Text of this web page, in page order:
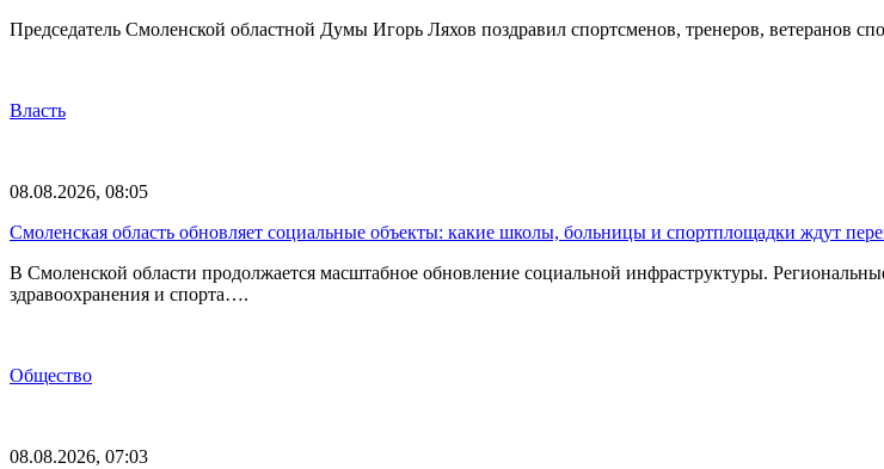
Председатель Смоленской областной Думы Игорь Ляхов поздравил спортсменов, тренеров, ветеранов
Власть
08.08.2026, 08:05
Смоленская область обновляет социальные объекты: какие школы, больницы и спортплощадки ждут
В Смоленской области продолжается масштабное обновление социальной инфраструктуры.
здравоохранения и спорта….
Общество
08.08.2026, 07:03